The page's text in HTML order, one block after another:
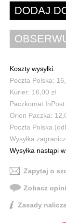
Koszty wysyłki:
Poczta Polska:
Kurier: 16,00 zł
Paczkomat
Orlen Paczka:
Poczta Polska
Wysyłka
Wysyłka nastąpi
Zapytaj o
Zobacz
Zasady